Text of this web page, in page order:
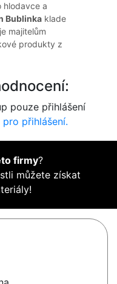
hlodavce a
Bublinka klade
majitelům
produkty z
pouze přihlášení
pro přihlášení.
firmy?
můžete získat